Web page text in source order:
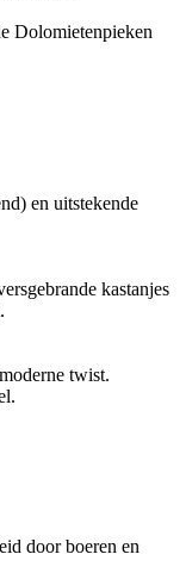
Dolomietenpieken
en uitstekende
kastanjes
twist.
door boeren en